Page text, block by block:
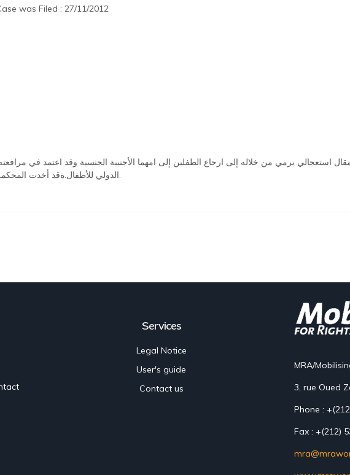
was Filed : 27/11/2012
استعجالي يرمي من خلاله إلى ارجاع الطفلين إلى امهما الأجنبية الجنسية وقد اعتمد في
الدولي للأطفال.ةقد أخدت المحكمة الابتدائية بمرافعته وحكمت بإرجاع الطفلين إلى أمهما.
Services
Legal Notice
User's guide
Contact us
MRA/
3, rue Oued
Phone :
Fax : +(212)